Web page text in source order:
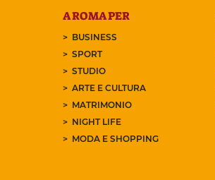
A ROMA PER
BUSINESS
SPORT
STUDIO
ARTE E CULTURA
MATRIMONIO
NIGHT LIFE
MODA E SHOPPING